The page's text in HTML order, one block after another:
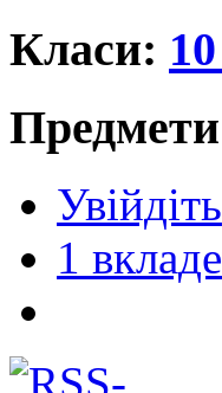
Класи:
Увійдіть
1